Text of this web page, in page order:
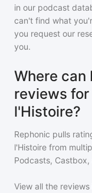
in our podcast
can't find what
you request our
you.
Where can
reviews for
l'Histoire?
Rephonic pulls
l'Histoire from
Podcasts,
View all the